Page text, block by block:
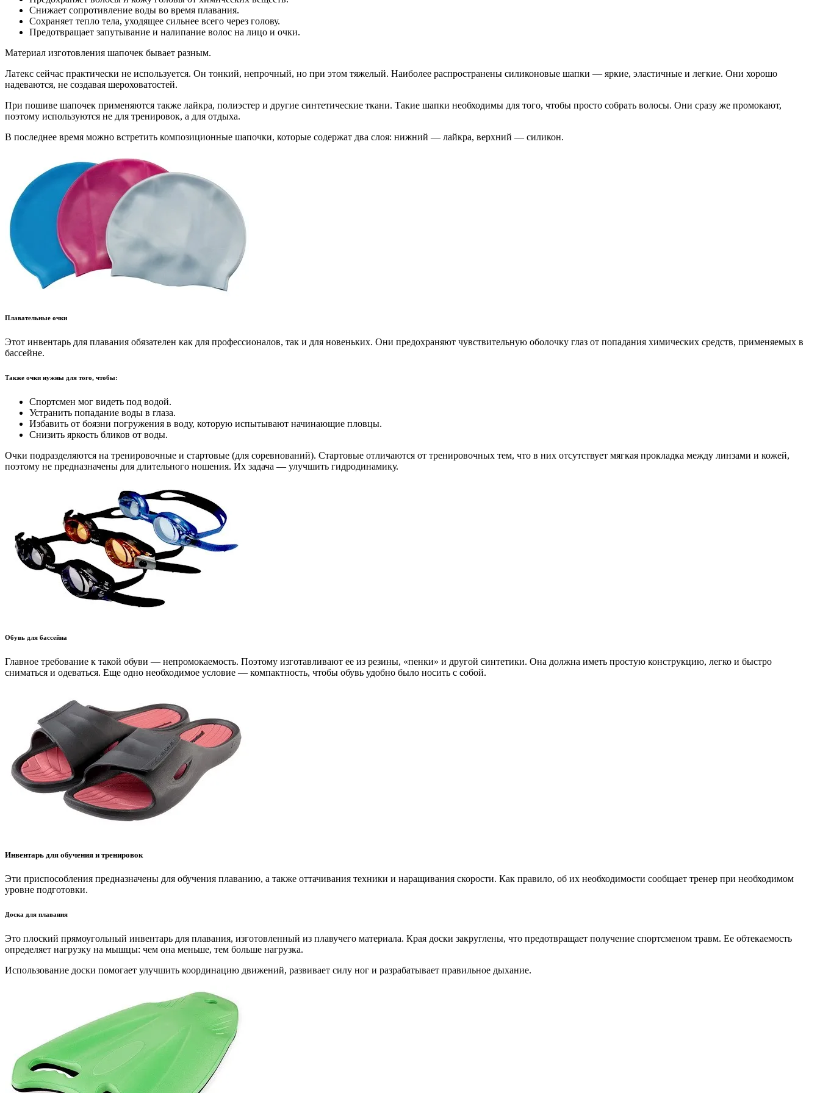
Снижает сопротивление воды во время плавания.
Сохраняет тепло тела, уходящее сильнее всего через голову.
Предотвращает запутывание и налипание волос на лицо и очки.
Материал изготовления шапочек бывает разным.
Латекс сейчас практически не используется. Он тонкий, непрочный, но при этом тяжелый. Наиболее распространены силиконовые шапки — яркие, эластичные и легкие. Они хорошо
надеваются, не создавая шероховатостей.
При пошиве шапочек применяются также лайкра, полиэстер и другие синтетические ткани. Такие шапки необходимы для того, чтобы просто собрать волосы. Они сразу же промокают,
поэтому используются не для тренировок, а для отдыха.
В последнее время можно встретить композиционные шапочки, которые содержат два слоя: нижний — лайкра, верхний — силикон.
Плавательные очки
Этот инвентарь для плавания обязателен как для профессионалов, так и для новеньких. Они предохраняют чувствительную оболочку глаз от попадания химических средств, применяемых в
бассейне.
Также очки нужны для того, чтобы:
Спортсмен мог видеть под водой.
Устранить попадание воды в глаза.
Избавить от боязни погружения в воду, которую испытывают начинающие пловцы.
Снизить яркость бликов от воды.
Очки подразделяются на тренировочные и стартовые (для соревнований). Стартовые отличаются от тренировочных тем, что в них отсутствует мягкая прокладка между линзами и кожей,
поэтому не предназначены для длительного ношения. Их задача — улучшить гидродинамику.
Обувь для бассейна
Главное требование к такой обуви — непромокаемость. Поэтому изготавливают ее из резины, «пенки» и другой синтетики. Она должна иметь простую конструкцию, легко и быстро
сниматься и одеваться. Еще одно необходимое условие — компактность, чтобы обувь удобно было носить с собой.
Инвентарь для обучения и тренировок
Эти приспособления предназначены для обучения плаванию, а также оттачивания техники и наращивания скорости. Как правило, об их необходимости сообщает тренер при необходимом
уровне подготовки.
Доска для плавания
Это плоский прямоугольный инвентарь для плавания, изготовленный из плавучего материала. Края доски закруглены, что предотвращает получение спортсменом травм. Ее обтекаемость
определяет нагрузку на мышцы: чем она меньше, тем больше нагрузка.
Использование доски помогает улучшить координацию движений, развивает силу ног и разрабатывает правильное дыхание.